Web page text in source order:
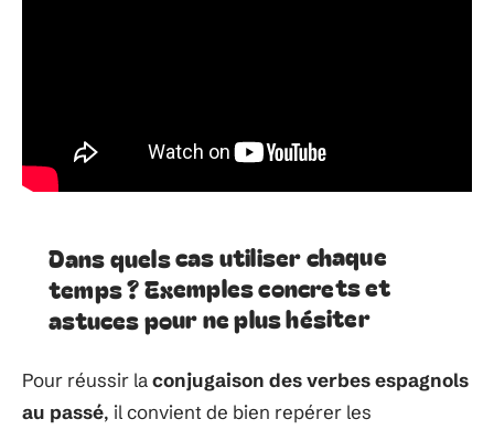
Dans quels cas utiliser chaque
temps ? Exemples concrets et
astuces pour ne plus hésiter
Pour réussir laconjugaison des verbes espagnols
au passé, il convient de bien repérer les